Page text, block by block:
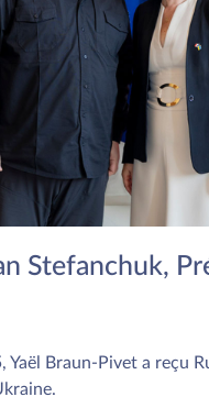
Stefanchuk,
Yaël Braun-Pivet a reçu